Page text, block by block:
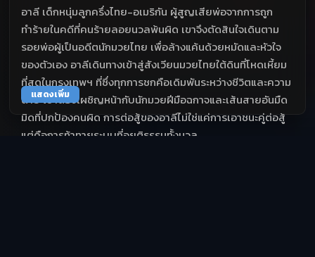
อาลี เด็กหนุ่มลูกครึ่งไทย-อเมริกัน ผู้สูญเสียพ่อจากการถูก
ทำร้ายในคดีที่คนร้ายลอยนวลพ้นผิด เขาจึงตัดสินใจเดินตาม
รอยพ่อผู้เป็นอดีตนักมวยไทย เพื่อล้างแค้นด้วยหมัดและหัวใจ
ของตัวเอง อาลีเดินทางเข้าสู่สังเวียนมวยไทยใต้ดินที่โหดเหี้ยม
ที่สุดในกรุงเทพฯ ที่ซึ่งทุกการชกคือเดิมพันระหว่างชีวิตและความ
ตาย เขาต้องเผชิญหน้ากับนักมวยฝีมือฉกาจและเส้นสายอันมืด
มิดที่ปกป้องคนผิด การต่อสู้ของอาลีไม่ใช่แค่การเอาชนะคู่ต่อสู้
แต่คือการท้าทายระบบที่อยุติธรรมทั้งมวล
แสดงเพิ่ม